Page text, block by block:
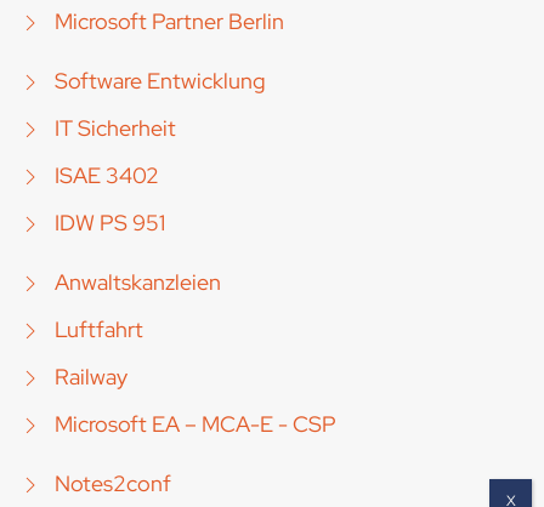
Microsoft Partner Berlin
Software Entwicklung
IT Sicherheit
ISAE 3402
IDW PS 951
Anwaltskanzleien
Luftfahrt
Railway
Microsoft EA – MCA-E - CSP
Notes2conf